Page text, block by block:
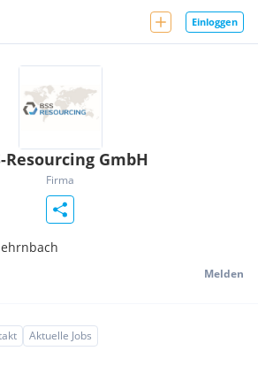
Einloggen
Resourcing GmbH
Firma
Melden
Aktuelle Jobs